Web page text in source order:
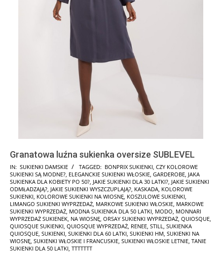
Granatowa luźna sukienka oversize SUBLEVEL
2025-
10-
18
IN: SUKIENKI DAMSKIE TAGGED: BONPRIX SUKIENKI, CZY KOLOROWE
SUKIENKI SĄ MODNE?, ELEGANCKIE SUKIENKI WŁOSKIE, GARDEROBE, JAKA
SUKIENKA DLA KOBIETY PO 50?, JAKIE SUKIENKI DLA 30 LATKI?, JAKIE SUKIENKI
ODMŁADZAJĄ?, JAKIE SUKIENKI WYSZCZUPLAJĄ?, KASKADA, KOLOROWE
SUKIENKI, KOLOROWE SUKIENKI NA WIOSNĘ, KOSZULOWE SUKIENKI,
LIMANGO SUKIENKI WYPRZEDAŻ, MARKOWE SUKIENKI WŁOSKIE, MARKOWE
SUKIENKI WYPRZEDAŻ, MODNA SUKIENKA DLA 50 LATKI, MODO, MONNARI
WYPRZEDAŻ SUKIENEK, NA WIOSNĘ, ORSAY SUKIENKI WYPRZEDAŻ, QUIOSQUE,
QUIOSQUE SUKIENKI, QUIOSQUE WYPRZEDAŻ, RENEE, STILL, SUKIENKA
QUIOSQUE, SUKIENKI, SUKIENKI DLA 60 LATKI, SUKIENKI HM, SUKIENKI NA
WIOSNĘ, SUKIENKI WŁOSKIE I FRANCUSKIE, SUKIENKI WŁOSKIE LETNIE, TANIE
SUKIENKI DLA 50 LATKI, TTTTTTT